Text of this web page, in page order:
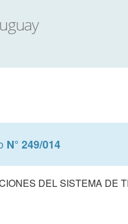
N° 249/014
DEL SISTEMA DE